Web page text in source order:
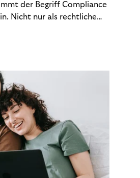
der Begriff Compliance
Nicht nur als rechtliche
Umfeld steigender
Unternehmen an die
Mechanismen.